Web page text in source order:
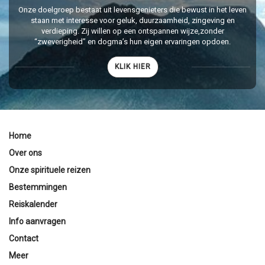
Onze doelgroep bestaat uit levensgenieters die bewust in het leven
staan met interesse voor geluk, duurzaamheid, zingeving en
verdieping. Zij willen op een ontspannen wijze,zonder
“zweverigheid” en dogma’s hun eigen ervaringen opdoen.
KLIK HIER
Home
Over ons
Onze spirituele reizen
Bestemmingen
Reiskalender
Info aanvragen
Contact
Meer